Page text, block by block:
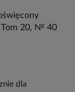
Tom 20, № 40
dla